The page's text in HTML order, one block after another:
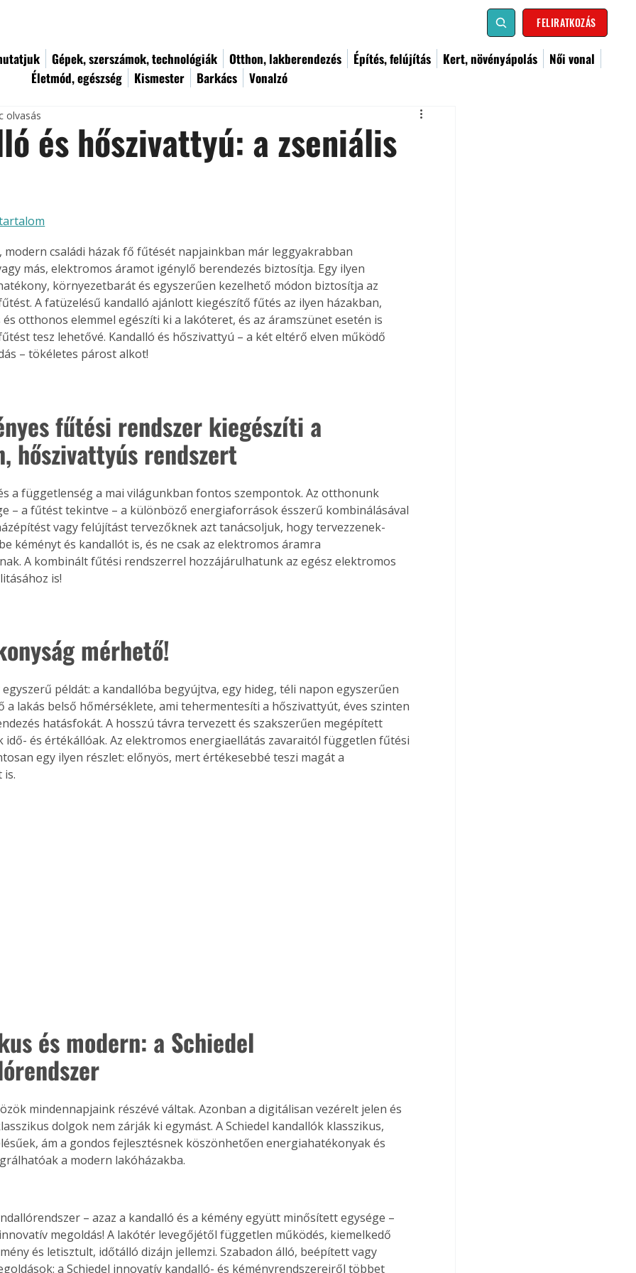
FELIRATKOZÁS
Gépek, szerszámok, technológiák Otthon, lakberendezés Építés, felújítás Kert, növényápolás
Női vonal
Életmód, egészség
Kismester Barkács Vonalzó
és hőszivattyú: a zseniális
olvasás
modern családi házak fő fűtését napjainkban már leggyakrabban
más, elektromos áramot igénylő berendezés biztosítja. Egy ilyen
környezetbarát és egyszerűen kezelhető módon biztosítja az
A fatüzelésű kandalló ajánlott kiegészítő fűtés az ilyen házakban,
otthonos elemmel egészíti ki a lakóteret, és az áramszünet esetén is
tesz lehetővé. Kandalló és hőszivattyú – a két eltérő elven működő
– tökéletes párost alkot!
fűtési rendszer kiegészíti a
hőszivattyús rendszert
a függetlenség a mai világunkban fontos szempontok. Az otthonunk
– a fűtést tekintve – a különböző energiaforrások ésszerű kombinálásával
vagy felújítást tervezőknek azt tanácsoljuk, hogy tervezzenek-
kéményt és kandallót is, és ne csak az elektromos áramra
A kombinált fűtési rendszerrel hozzájárulhatunk az egész elektromos
is!
mérhető!
példát: a kandallóba begyújtva, egy hideg, téli napon egyszerűen
a lakás belső hőmérséklete, ami tehermentesíti a hőszivattyút, éves szinten
hatásfokát. A hosszú távra tervezett és szakszerűen megépített
idő- és értékállóak. Az elektromos energiaellátás zavaraitól független fűtési
egy ilyen részlet: előnyös, mert értékesebbé teszi magát a
is.
és modern: a Schiedel
mindennapjaink részévé váltak. Azonban a digitálisan vezérelt jelen és
dolgok nem zárják ki egymást. A Schiedel kandallók klasszikus,
ám a gondos fejlesztésnek köszönhetően energiahatékonyak és
a modern lakóházakba.
– azaz a kandalló és a kémény együtt minősített egysége –
megoldás! A lakótér levegőjétől független működés, kiemelkedő
és letisztult, időtálló dizájn jellemzi. Szabadon álló, beépített vagy
a Schiedel innovatív kandalló- és kéményrendszereiről többet